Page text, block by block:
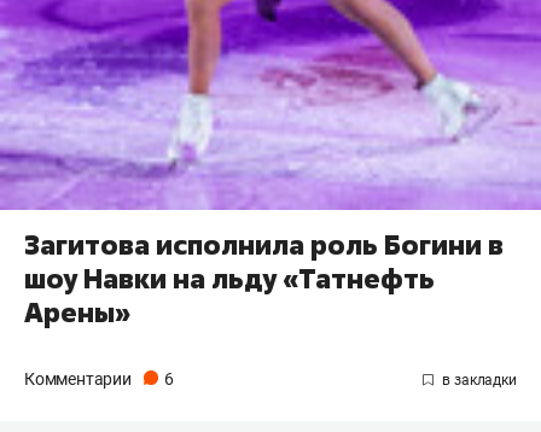
Загитова исполнила роль Богини в
шоу Навки на льду «Татнефть
Арены»
Комментарии 6